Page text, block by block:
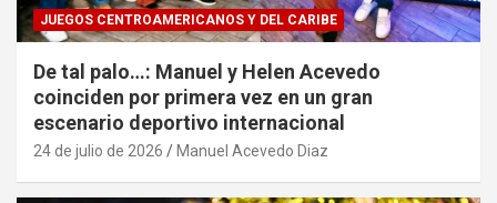
JUEGOS CENTROAMERICANOS Y DEL CARIBE
De tal palo…: Manuel y Helen Acevedo
coinciden por primera vez en un gran
escenario deportivo internacional
24 de julio de 2026 Manuel Acevedo Diaz